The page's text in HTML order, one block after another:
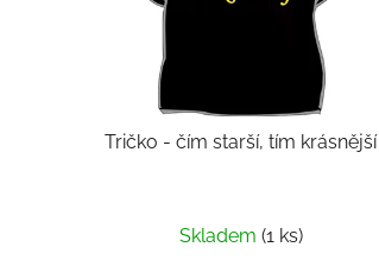
Tričko - čím starší, tím krásnější
Skladem (1 ks)